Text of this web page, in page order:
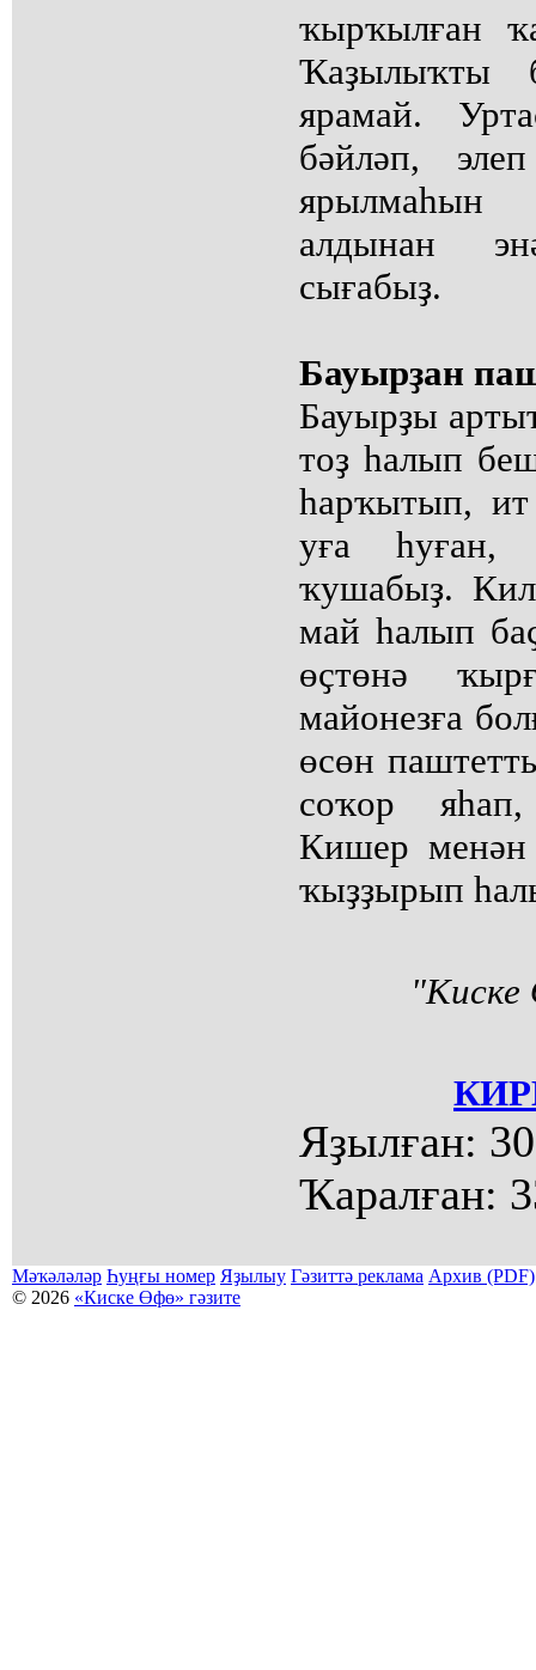
ҡырҡылған
Ҡаҙылыҡты
ярамай.
бәйләп,
алдынан
сығабыҙ.
Бауырҙан
Бауырҙы
тоҙ һалып
һарҡытып, ит
уға һуған,
ҡушабыҙ.
май һалып
өҫтөнә
майонезға
өсөн
соҡор
Кишер менән
ҡыҙҙырып
Яҙылған:
Ҡаралған:
Мәҡәләләр Һуңғы номер Яҙылыу Гәзиттә реклама Архив (PDF)
© 2026 «Киске Өфө» гәзите